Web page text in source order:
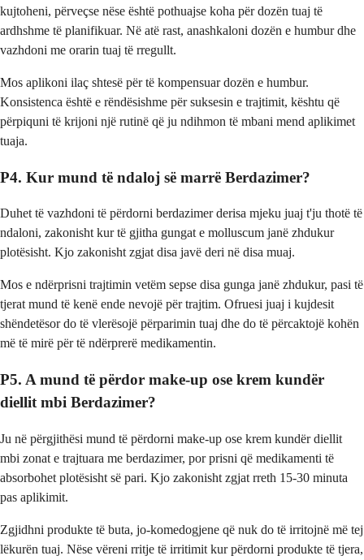
kujtoheni, përveçse nëse është pothuajse koha për dozën tuaj të
ardhshme të planifikuar. Në atë rast, anashkaloni dozën e humbur dhe
vazhdoni me orarin tuaj të rregullt.
Mos aplikoni ilaç shtesë për të kompensuar dozën e humbur.
Konsistenca është e rëndësishme për suksesin e trajtimit, kështu që
përpiquni të krijoni një rutinë që ju ndihmon të mbani mend aplikimet
tuaja.
P4. Kur mund të ndaloj së marrë Berdazimer?
Duhet të vazhdoni të përdorni berdazimer derisa mjeku juaj t'ju thotë të
ndaloni, zakonisht kur të gjitha gungat e molluscum janë zhdukur
plotësisht. Kjo zakonisht zgjat disa javë deri në disa muaj.
Mos e ndërprisni trajtimin vetëm sepse disa gunga janë zhdukur, pasi të
tjerat mund të kenë ende nevojë për trajtim. Ofruesi juaj i kujdesit
shëndetësor do të vlerësojë përparimin tuaj dhe do të përcaktojë kohën
më të mirë për të ndërprerë medikamentin.
P5. A mund të përdor make-up ose krem kundër
diellit mbi Berdazimer?
Ju në përgjithësi mund të përdorni make-up ose krem kundër diellit
mbi zonat e trajtuara me berdazimer, por prisni që medikamenti të
absorbohet plotësisht së pari. Kjo zakonisht zgjat rreth 15-30 minuta
pas aplikimit.
Zgjidhni produkte të buta, jo-komedogjene që nuk do të irritojnë më tej
lëkurën tuaj. Nëse vëreni rritje të irritimit kur përdorni produkte të tjera,